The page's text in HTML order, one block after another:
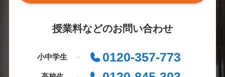
授業料などのお問い合わせ
小中学生 0120-357-773